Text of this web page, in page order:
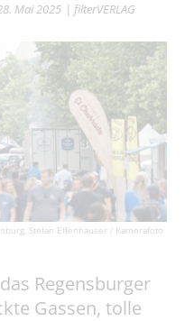
Mai 2025 | filterVERLAG
Stefan Effenhauser / Kamerafoto
Regensburger
Gassen, tolle